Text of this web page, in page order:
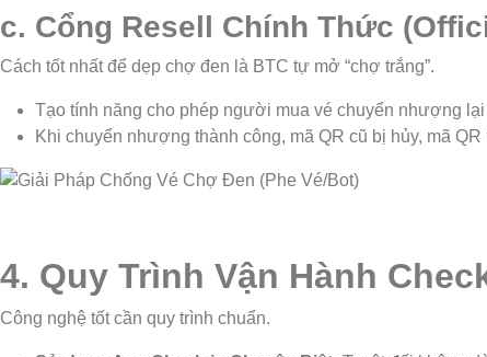
c. Cổng Resell Chính Thức
Cách tốt nhất để dẹp chợ đen là BTC tự mở “chợ trắng”.
Tạo tính năng cho phép người mua vé chuyển nhượng lại
Khi chuyển nhượng thành công, mã QR cũ bị hủy, mã
4. Quy Trình Vận Hành
Công nghệ tốt cần quy trình chuẩn.